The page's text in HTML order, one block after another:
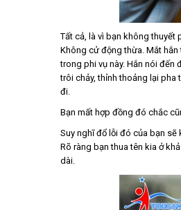
Tất cả, là vì bạn không thuyết
Không cử động thừa. Mắt hắn
trong phi vụ này. Hắn nói đến
trôi chảy, thỉnh thoảng lại
đi.
Bạn mất hợp đồng đó chắc
Suy nghĩ đổ lỗi đó của bạn
Rõ ràng bạn thua tên kia ở
dài.